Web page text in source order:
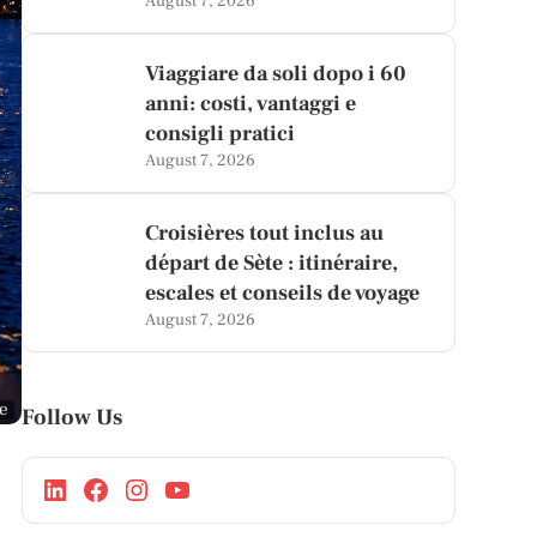
Viaggiare da soli dopo i 60
anni: costi, vantaggi e
consigli pratici
August 7, 2026
Croisières tout inclus au
départ de Sète : itinéraire,
escales et conseils de voyage
August 7, 2026
Follow Us